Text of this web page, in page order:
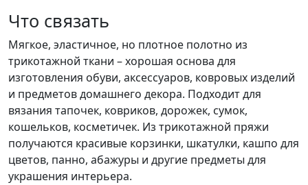
Что связать
Мягкое, эластичное, но плотное полотно из
трикотажной ткани – хорошая основа для
изготовления обуви, аксессуаров, ковровых изделий
и предметов домашнего декора. Подходит для
вязания тапочек, ковриков, дорожек, сумок,
кошельков, косметичек. Из трикотажной пряжи
получаются красивые корзинки, шкатулки, кашпо для
цветов, панно, абажуры и другие предметы для
украшения интерьера.